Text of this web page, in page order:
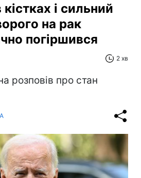
і сильний
на рак
погіршився
2 хв
розповів про стан